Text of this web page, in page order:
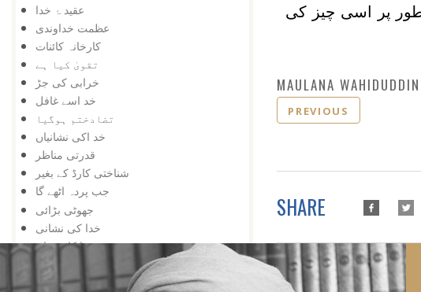
عقید ۂ خدا
عظمت خداوندی
کارخانہ کائنات
تقویٰ کیا ہے
خرابی کی جڑ
خد اسے غافل
تضادختم ہوگیا
خد اکی نشانیاں
قدرتی مناظر
شناختی کارڈ کے بغیر
جب پردہ اٹھے گا
جھوٹی بڑائی
خدا کی نشانی
خدا کا فیضان
دینِ فطرت
کائنات کی معنویت
طور پر اسی چیز کی
MAULANA
PREVIOUS
SHARE